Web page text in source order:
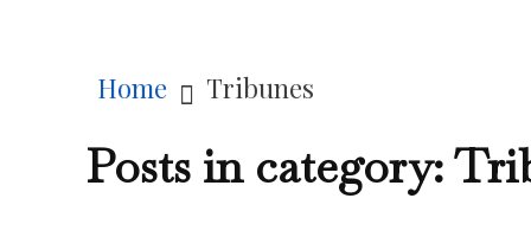
Home Tribunes
Posts in category: